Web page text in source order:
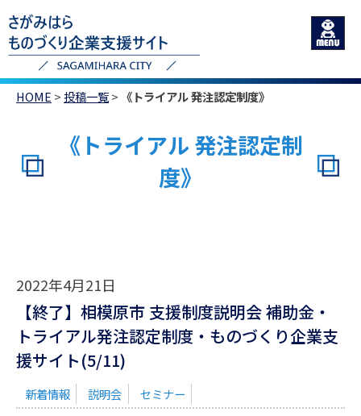
HOME >投稿一覧> 《トライアル 発注認定制度》
《トライアル 発注認定制
度》
2022年4月21日
【終了】相模原市 支援制度説明会 補助金・
トライアル発注認定制度・ものづくり企業支
援サイト(5/11)
新着情報 説明会 セミナー